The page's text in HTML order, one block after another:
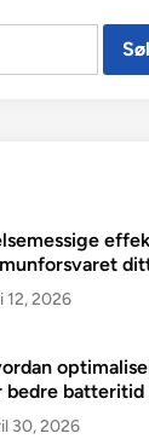
12, 2026
bedre batteritid
30, 2026